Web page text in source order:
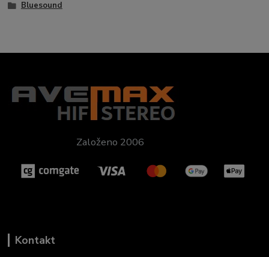
Bluesound
Založeno 2006
Kontakt